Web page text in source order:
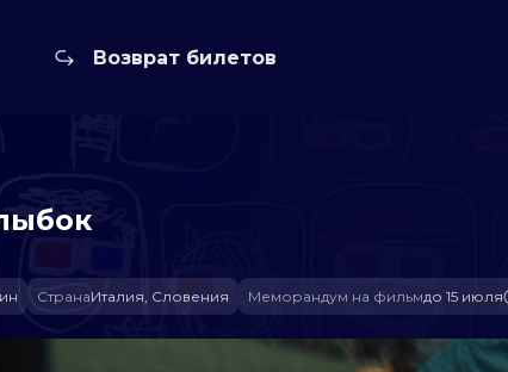
Возврат билетов
СтранаИталия, Словения Меморандум на фильмдо 15 июля